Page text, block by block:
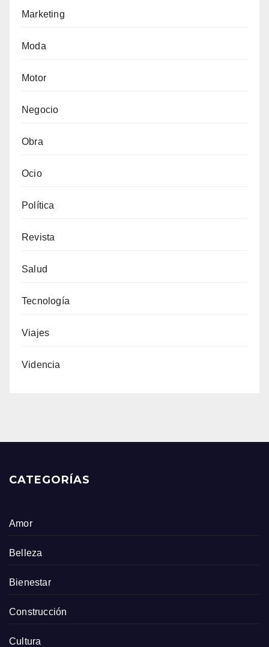
Marketing
Moda
Motor
Negocio
Obra
Ocio
Política
Revista
Salud
Tecnología
Viajes
Videncia
CATEGORÍAS
Amor
Belleza
Bienestar
Construcción
Cultura